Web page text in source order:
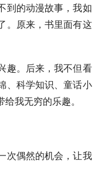
到的动漫故事，我如
。原来，书里面有这
趣。后来，我不但看
、科学知识、童话小
我无穷的乐趣。
次偶然的机会，让我